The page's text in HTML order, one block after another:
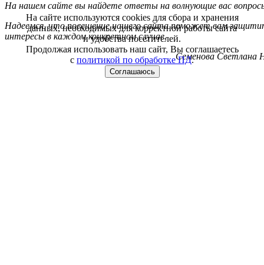
На нашем сайте вы найдете ответы на волнующие вас
Надеемся, что посещение нашего сайта поможет вам
интересы в каждом конкретном случае.
Семенова Светлана
На сайте используются cookies для сбора и хранения
данных, необходимых для корректной работы сайта
и удобства посетителей.
Продолжая использовать наш сайт, Вы соглашаетесь
с политикой по обработке ПД.
Соглашаюсь